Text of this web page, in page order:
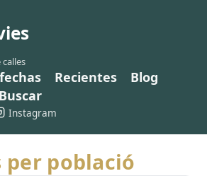
Recientes
Blog
Buscar
Instagram
per població